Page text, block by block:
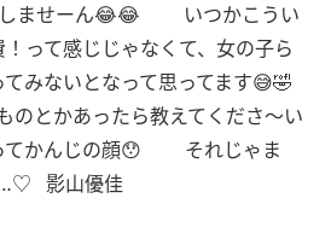
ませーん😂😂
いつかこうい
って感じじゃなくて、女の子ら
みないとなって思ってます😅🤣
のとかあったら教えてくださ〜い
てかんじの顔😯
それじゃま
影山優佳